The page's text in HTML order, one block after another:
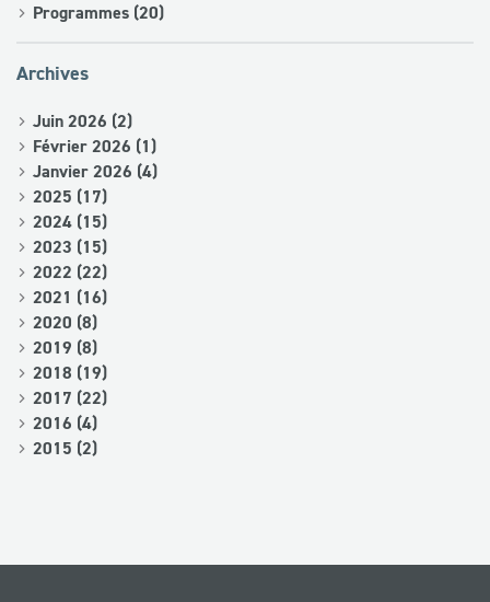
Programmes (20)
Archives
Juin 2026 (2)
Février 2026 (1)
Janvier 2026 (4)
2025 (17)
2024 (15)
2023 (15)
2022 (22)
2021 (16)
2020 (8)
2019 (8)
2018 (19)
2017 (22)
2016 (4)
2015 (2)